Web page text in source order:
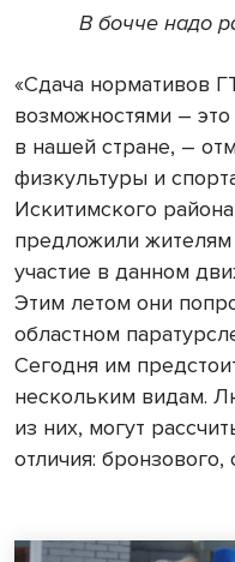
В бочче надо
«Сдача нормативов
возможностями –
в нашей стране, –
физкультуры и
Искитимского
предложили
участие в данном
Этим летом они
областном
Сегодня им
нескольким видам.
из них, могут
отличия: бронзового,